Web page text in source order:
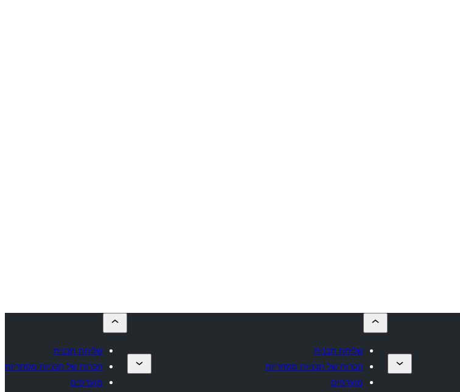
שליחת תבנית
חברות של תבניות מסחריות
מועדפים
שליחת תבנית
חברות של תבניות מסחריות
מועדפים